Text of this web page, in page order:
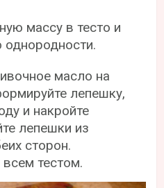
массу в тесто и
масло на
лепешку,
и накройте
лепешки из
сторон.
тестом.